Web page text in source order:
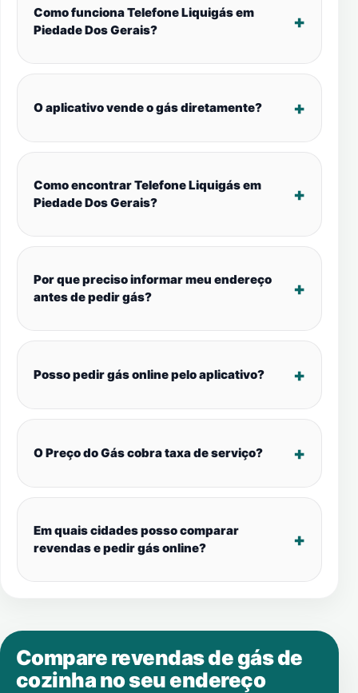
Como funciona Telefone Liquigás em
Piedade Dos Gerais?
O aplicativo vende o gás diretamente?
Como encontrar Telefone Liquigás em
Piedade Dos Gerais?
Por que preciso informar meu endereço
antes de pedir gás?
Posso pedir gás online pelo aplicativo?
O Preço do Gás cobra taxa de serviço?
Em quais cidades posso comparar
revendas e pedir gás online?
Compare revendas de gás de
cozinha no seu endereço